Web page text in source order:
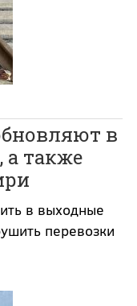
в
а также
в выходные
перевозки